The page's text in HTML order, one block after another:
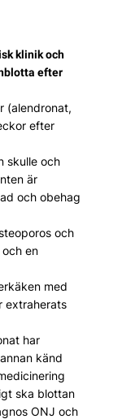
klinik och
efter
(alendronat,
efter
skulle och
är
och obehag
och
en
med
extraherats
har
känd
ska blottan
ONJ och